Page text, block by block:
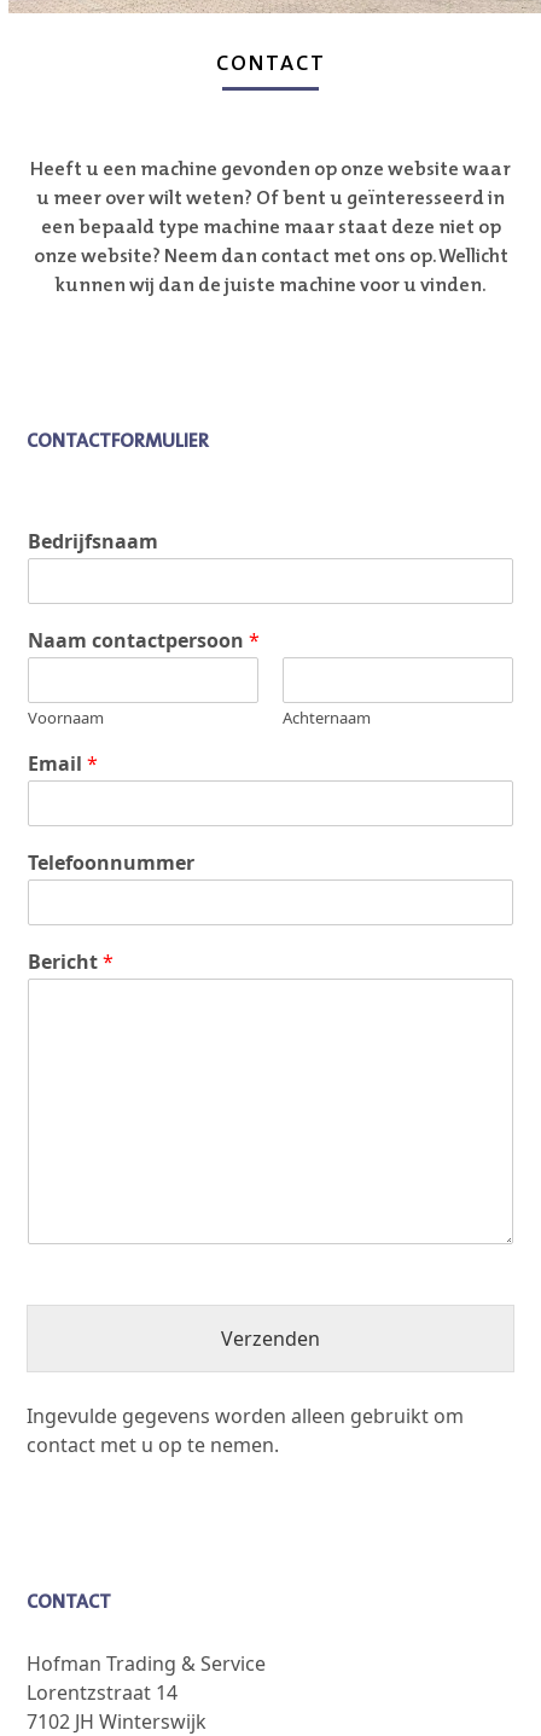
CONTACT
Heeft u een machine gevonden op onze website waar
u meer over wilt weten? Of bent u geïnteresseerd in
een bepaald type machine maar staat deze niet op
onze website? Neem dan contact met ons op. Wellicht
kunnen wij dan de juiste machine voor u vinden.
CONTACTFORMULIER
Bedrijfsnaam
Naam contactpersoon*
Voornaam Achternaam
Email*
Telefoonnummer
Bericht*
Verzenden
Ingevulde gegevens worden alleen gebruikt om
contact met u op te nemen.
CONTACT
Hofman Trading & Service
Lorentzstraat 14
7102 JH Winterswijk